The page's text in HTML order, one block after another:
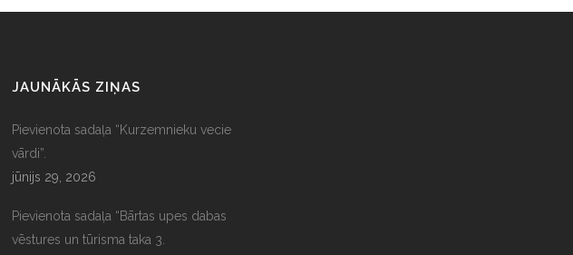
JAUNĀKĀS ZIŅAS
Pievienota sadaļa “Kurzemnieku vecie
vārdi”.
jūnijs 29, 2026
Pievienota sadaļa “Bārtas upes dabas
vēstures un tūrisma taka 3.